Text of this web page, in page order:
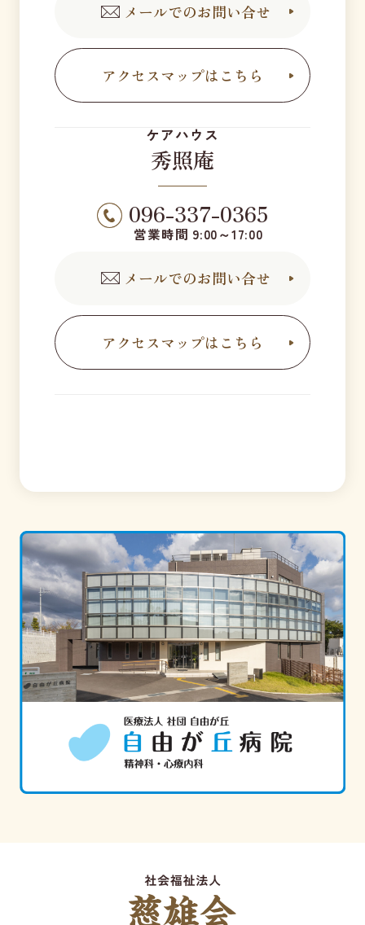
メールでのお問い合せ
アクセスマップはこちら
ケアハウス
秀照庵
096-337-0365
営業時間 9:00～17:00
メールでのお問い合せ
アクセスマップはこちら